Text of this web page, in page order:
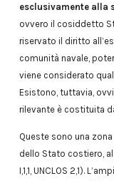
esclusivamente alla
ovvero il cosiddetto
riservato il diritto
comunità navale,
viene considerato
Esistono, tuttavia,
rilevante è costituita
Queste sono una
dello Stato costiero,
I,1,1, UNCLOS 2,1).